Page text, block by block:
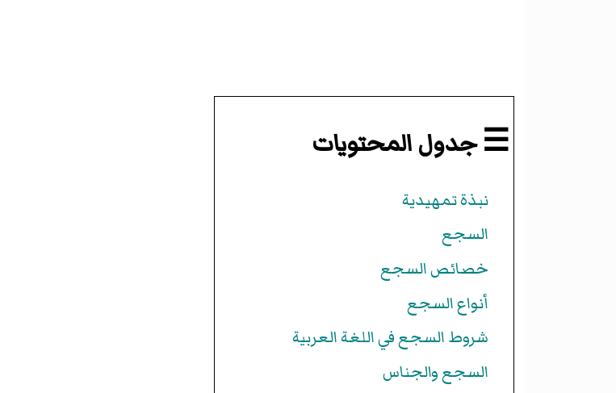
☰ جدول المحتويات
نبذة تمهيدية
السجع
خصائص السجع
أنواع السجع
شروط السجع في اللغة العربية
السجع والجناس